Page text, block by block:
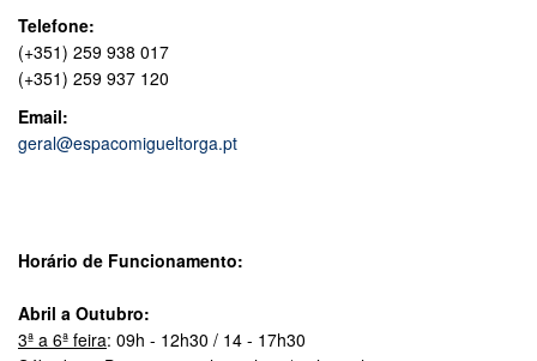
Telefone:
(+351) 259 938 017
(+351) 259 937 120
Email:
geral@espacomigueltorga.pt
Horário de Funcionamento:
Abril a Outubro:
3ª a 6ª feira: 09h - 12h30 / 14 - 17h30